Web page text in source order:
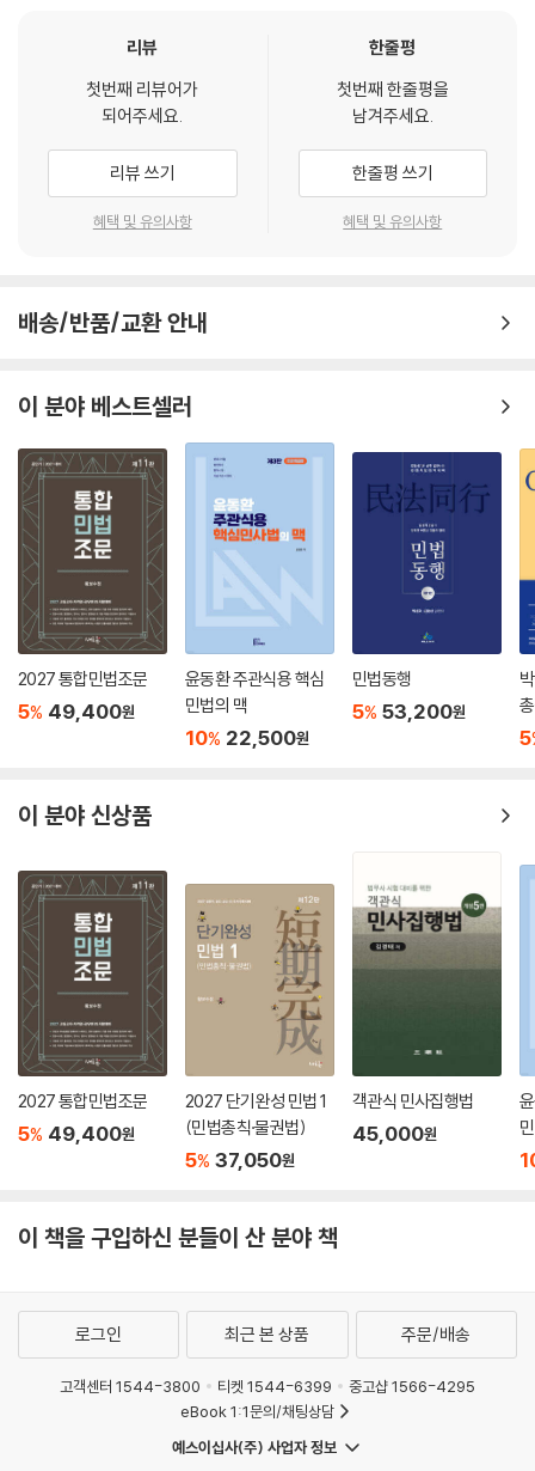
리뷰
첫번째 리뷰어가
되어주세요.
리뷰 쓰기
혜택 및 유의사항
한줄평
첫번째 한줄평을
남겨주세요.
한줄평 쓰기
혜택 및 유의사항
배송/반품/교환 안내
이 분야 베스트셀러
2027 통합민법조문
5% 49,400원
윤동환 주관식용 핵심
민법의 맥
10% 22,500원
민법동행
5% 53,200원
5
이 분야 신상품
2027 통합민법조문
5% 49,400원
2027 단기완성 민법 1
(민법총칙·물권법)
5% 37,050원
객관식 민사집행법
45,000원
이 책을 구입하신 분들이 산 분야 책
로그인 최근 본 상품 주문/배송
고객센터 1544-3800 티켓 1544-6399
중고샵 1566-4295
eBook 1:1문의/채팅상담
예스이십사(주) 사업자 정보